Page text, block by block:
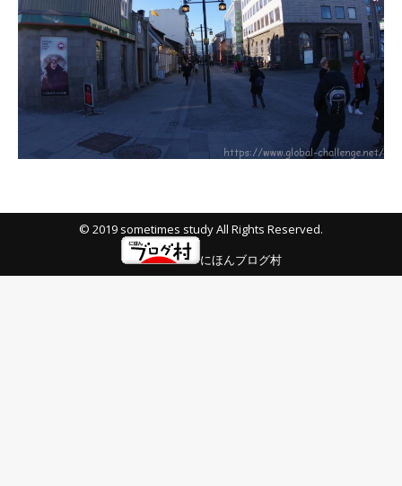
© 2019 sometimes study All Rights Reserved.
にほんブログ村